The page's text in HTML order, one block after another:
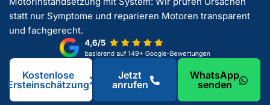
statt nur Symptome und reparieren Motoren transparent
und fachgerecht.
Kostenlose
Ersteinschätzung
Jetzt
anrufen
WhatsApp
senden